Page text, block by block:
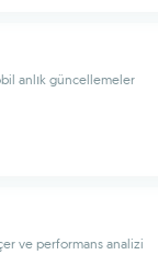
anlık güncellemeler
ve performans analizi